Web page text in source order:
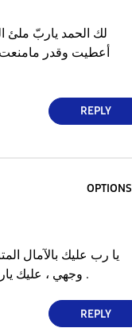
‏لك الحمد ياربّ ملئ
أعطيت وقدر مامنعت
REPLY
OPTIONS
‏يا رب عليك بالآمال
وجهي ، عليك يارب بكل سُوء يعتليني ، فإنك القادر على إزالتها مني .
REPLY